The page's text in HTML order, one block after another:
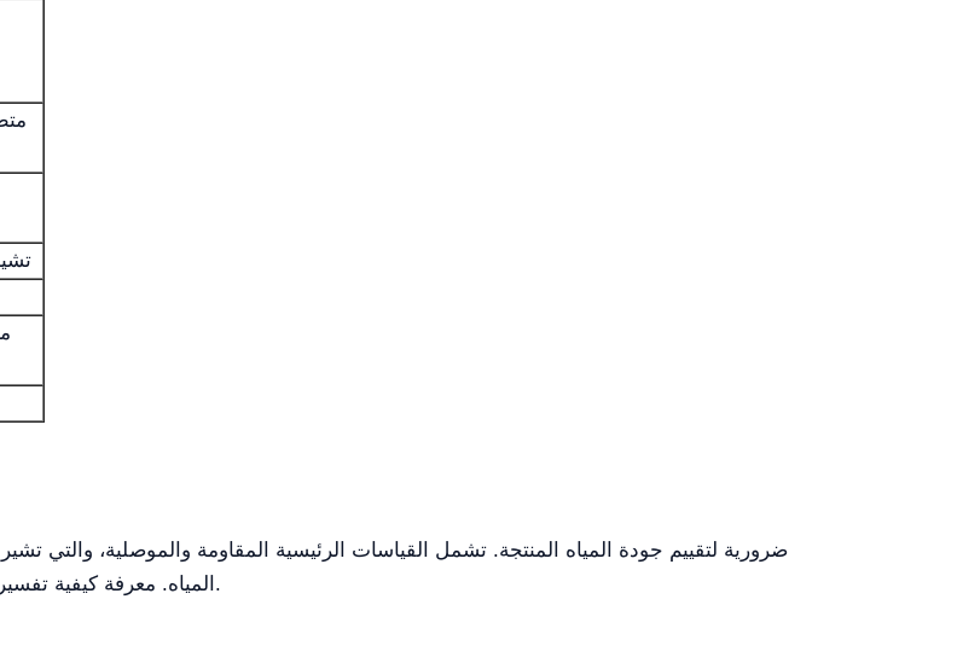
المياه. معرفة كيفية تفسير هذه القيم تمكن المستخدمين من الحفاظ على الأداء الأمثل.